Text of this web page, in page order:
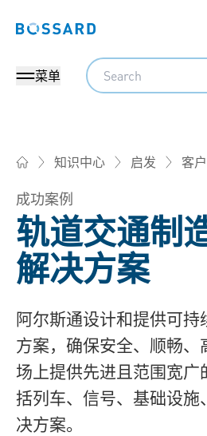
Bossard homepage
菜单
Search
知识中心 启发 客
成功案例
轨道交通制
解决方案
阿尔斯通设计和提供可
方案，确保安全、顺畅、
场上提供先进且范围宽广
括列车、信号、基础设施
决方案。